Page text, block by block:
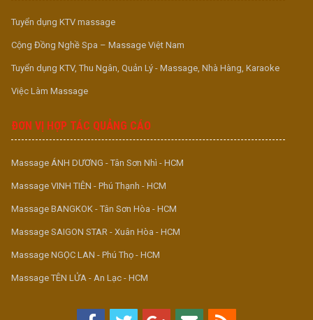
Tuyển dụng KTV massage
Cộng Đồng Nghề Spa – Massage Việt Nam
Tuyển dụng KTV, Thu Ngân, Quản Lý - Massage, Nhà Hàng, Karaoke
Việc Làm Massage
ĐƠN VỊ HỢP TÁC QUẢNG CÁO
Massage ÁNH DƯƠNG - Tân Sơn Nhì - HCM
Massage VINH TIÊN - Phú Thạnh - HCM
Massage BANGKOK - Tân Sơn Hòa - HCM
Massage SAIGON STAR - Xuân Hòa - HCM
Massage NGỌC LAN - Phú Thọ - HCM
Massage TÊN LỬA - An Lạc - HCM